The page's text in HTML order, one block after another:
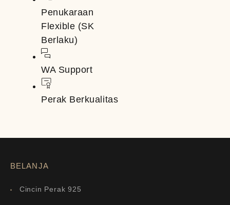
Penukaraan
Flexible (SK
Berlaku)
WA Support
Perak Berkualitas
BELANJA
Cincin Perak 925